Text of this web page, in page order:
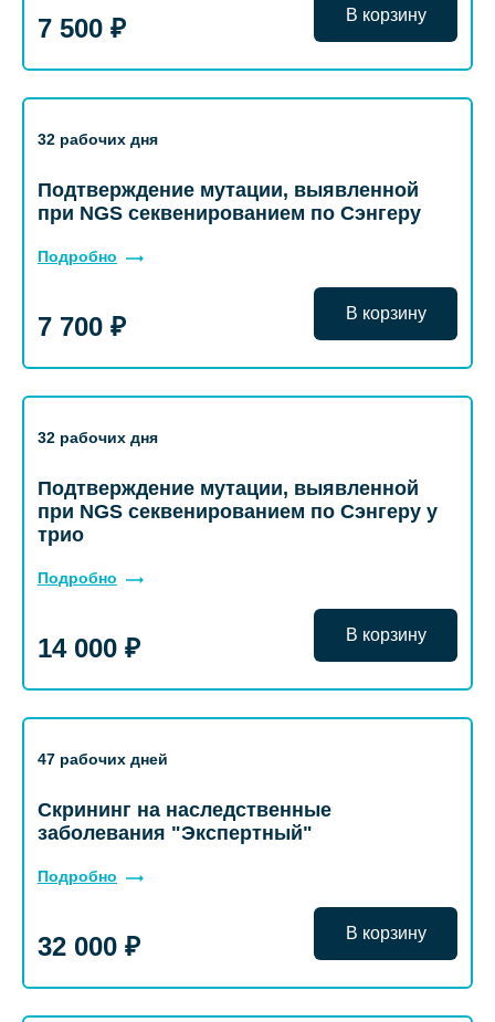
7 500 ₽ В корзину
32 рабочих дня
Подтверждение мутации, выявленной
при NGS секвенированием по Сэнгеру
Подробно
7 700 ₽ В корзину
32 рабочих дня
Подтверждение мутации, выявленной
при NGS секвенированием по Сэнгеру у
трио
Подробно
14 000 ₽ В корзину
47 рабочих дней
Скрининг на наследственные
заболевания "Экспертный"
Подробно
32 000 ₽ В корзину